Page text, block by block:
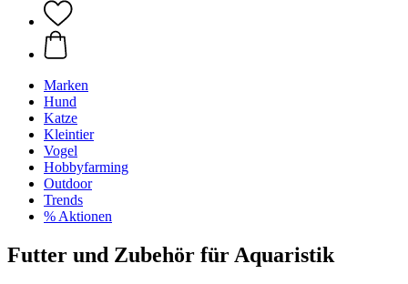
Marken
Hund
Katze
Kleintier
Vogel
Hobbyfarming
Outdoor
Trends
% Aktionen
Futter und Zubehör für Aquaristik